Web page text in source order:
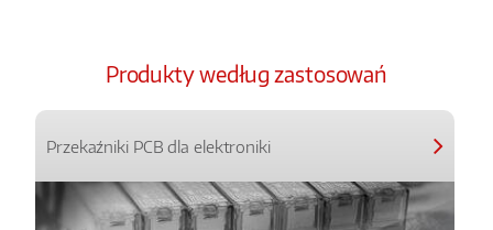
Produkty według zastosowań
Przekaźniki PCB dla elektroniki